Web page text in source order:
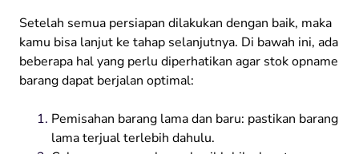
Setelah semua persiapan dilakukan dengan baik, maka
kamu bisa lanjut ke tahap selanjutnya. Di bawah ini, ada
beberapa hal yang perlu diperhatikan agar stok opname
barang dapat berjalan optimal:
Pemisahan barang lama dan baru: pastikan barang
lama terjual terlebih dahulu.